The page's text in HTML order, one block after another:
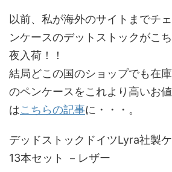
以前、私が海外のサイトまでチ
ンケースのデットストックがこ
夜入荷！！
結局どこの国のショップでも在
のペンケースをこれより高いお
はこちらの記事に・・・。
デッドストックドイツLyra社製
13本セット －レザー